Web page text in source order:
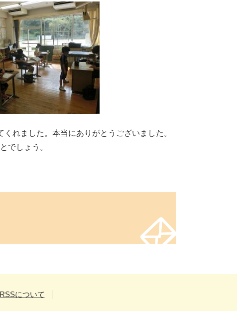
れました。本当にありがとうございました。
でしょう。
RSSについて